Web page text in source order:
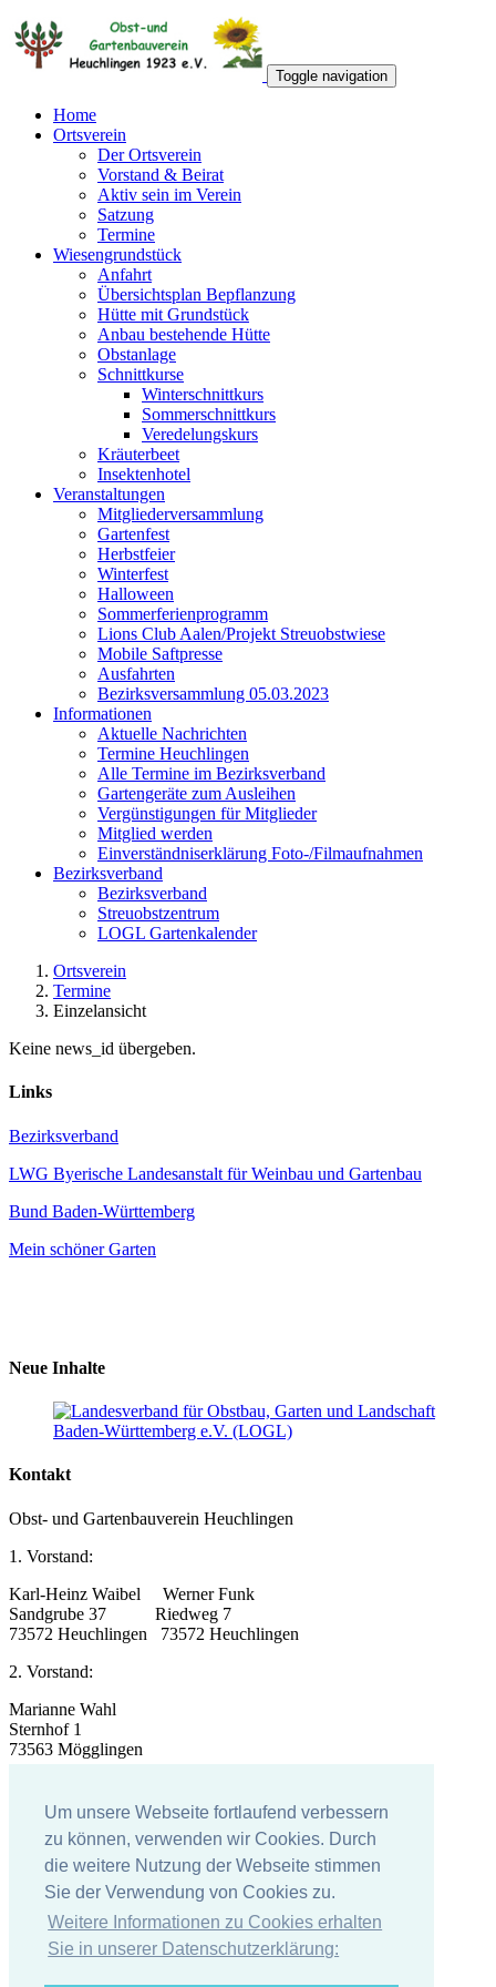
Um unsere Webseite fortlaufend verbessern
zu können, verwenden wir Cookies. Durch
die weitere Nutzung der Webseite stimmen
Sie der Verwendung von Cookies zu.
Weitere Informationen zu Cookies erhalten
Sie in unserer Datenschutzerklärung:
Toggle navigation
Home
Ortsverein
Der Ortsverein
Vorstand & Beirat
Aktiv sein im Verein
Satzung
Termine
Wiesengrundstück
Anfahrt
Übersichtsplan Bepflanzung
Hütte mit Grundstück
Anbau bestehende Hütte
Obstanlage
Schnittkurse
Winterschnittkurs
Sommerschnittkurs
Veredelungskurs
Kräuterbeet
Insektenhotel
Veranstaltungen
Mitgliederversammlung
Gartenfest
Herbstfeier
Winterfest
Halloween
Sommerferienprogramm
Lions Club Aalen/Projekt Streuobstwiese
Mobile Saftpresse
Ausfahrten
Bezirksversammlung 05.03.2023
Informationen
Aktuelle Nachrichten
Termine Heuchlingen
Alle Termine im Bezirksverband
Gartengeräte zum Ausleihen
Vergünstigungen für Mitglieder
Mitglied werden
Einverständniserklärung Foto-/Filmaufnahmen
Bezirksverband
Bezirksverband
Streuobstzentrum
LOGL Gartenkalender
Ortsverein
Termine
Einzelansicht
Keine news_id übergeben.
Links
Bezirksverband
LWG Byerische Landesanstalt für Weinbau und Gartenbau
Bund Baden-Württemberg
Mein schöner Garten
Neue Inhalte
Kontakt
Obst- und Gartenbauverein Heuchlingen
1. Vorstand:
Karl-Heinz Waibel Werner Funk
Sandgrube 37 Riedweg 7
73572 Heuchlingen 73572 Heuchlingen
2. Vorstand:
Marianne Wahl
Sternhof 1
73563 Mögglingen
Impressum
Datenschutzerklärung